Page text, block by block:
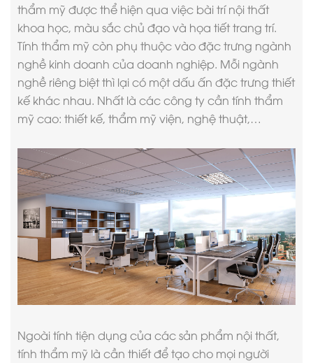
thẩm mỹ được thể hiện qua việc bài trí nội thất
khoa học, màu sắc chủ đạo và họa tiết trang trí.
Tính thẩm mỹ còn phụ thuộc vào đặc trưng ngành
nghề kinh doanh của doanh nghiệp. Mỗi ngành
nghề riêng biệt thì lại có một dấu ấn đặc trưng thiết
kế khác nhau. Nhất là các công ty cần tính thẩm
mỹ cao: thiết kế, thẩm mỹ viện, nghệ thuật,…
Ngoài tính tiện dụng của các sản phẩm nội thất,
tính thẩm mỹ là cần thiết để tạo cho mọi người